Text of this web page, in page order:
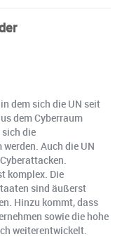
dem sich die UN seit
dem Cyberraum
sich die
Auch die UN
komplex. Die
sind äußerst
Hinzu kommt, dass
sowie die hohe
weiterentwickelt.